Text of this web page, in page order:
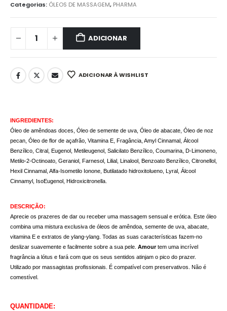
Categorias: ÓLEOS DE MASSAGEM, PHARMA
ADICIONAR
ADICIONAR À WISHLIST
INGREDIENTES:
Óleo de amêndoas doces, Óleo de semente de uva, Óleo de abacate, Óleo de noz
pecan, Óleo de flor de açafrão, Vitamina E, Fragância, Amyl Cinnamal, Álcool
Benzílico, Citral, Eugenol, Metileugenol, Salicilato Benzílico, Coumarina, D-Limoneno,
Metilo-2-Octinoato, Geraniol, Farnesol, Lilial, Linalool, Benzoato Benzílico, Citronellol,
Hexil Cinnamal, Alfa-Isometilo Ionone, Butilatado hidroxitolueno, Lyral, Álcool
Cinnamyl, IsoEugenol, Hidroxicitronella.
DESCRIÇÃO:
Aprecie os prazeres de dar ou receber uma massagem sensual e erótica. Este óleo
combina uma mistura exclusiva de óleos de amêndoa, semente de uva, abacate,
vitamina E e extratos de ylang-ylang. Todas as suas características fazem-no
deslizar suavemente e facilmente sobre a sua pele. Amourtem uma incrível
fragrância a lótus e fará com que os seus sentidos atinjam o pico do prazer.
Utilizado por massagistas profissionais. É compatível com preservativos. Não é
comestível.
QUANTIDADE: